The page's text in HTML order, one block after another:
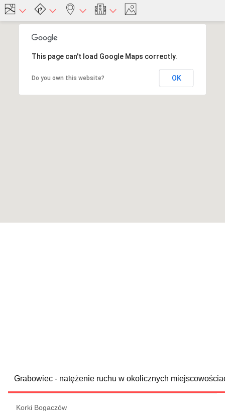
This page can't load Google Maps correctly.
Do you own this website? OK
Grabowiec - natężenie ruchu w okolicznych
Korki Bogaczów